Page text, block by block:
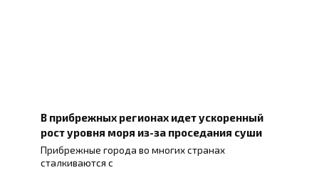
В прибрежных регионах идет ускоренный
рост уровня моря из-за проседания суши
Прибрежные города во многих странах
сталкиваются с